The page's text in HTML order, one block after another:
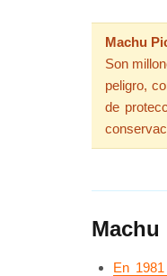
Machu
Son
peligro,
de
En